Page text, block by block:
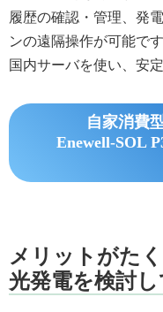
履歴の確認・管理、発
ンの遠隔操作が可能です
国内サーバを使い、安
自家消費
Enewell-SOL
メリットがた
光発電を検討